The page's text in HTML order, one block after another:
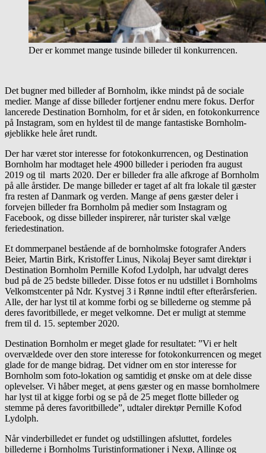
Der er kommet mange tusinde billeder til konkurrencen.
Det bugner med billeder af Bornholm, ikke mindst på de sociale
medier. Mange af disse billeder fortjener endnu mere fokus. Derfor
lancerede Destination Bornholm, for et år siden, en fotokonkurrence
på Instagram, som en hyldest til de mange fantastiske Bornholm-
øjeblikke hele året rundt.
Der har været stor interesse for fotokonkurrencen, og Destination
Bornholm har modtaget hele 4900 billeder i perioden fra august
2019 og til marts 2020. Der er billeder fra alle afkroge af Bornholm
på alle årstider. De mange billeder er taget af alt fra lokale til gæster
fra resten af Danmark og verden. Mange af øens gæster deler i
forvejen billeder fra Bornholm på medier som Instagram og
Facebook, og disse billeder inspirerer, når turister skal vælge
feriedestination.
Et dommerpanel bestående af de bornholmske fotografer Anders
Beier, Martin Birk, Kristoffer Linus, Nikolaj Beyer samt direktør i
Destination Bornholm Pernille Kofod Lydolph, har udvalgt deres
bud på de 25 bedste billeder. Disse fotos er nu udstillet i Bornholms
Velkomstcenter på Ndr. Kystvej 3 i Rønne indtil efter efterårsferien.
Alle, der har lyst til at komme forbi og se billederne og stemme på
deres favoritbillede, er meget velkomne. Det er muligt at stemme
frem til d. 15. september 2020.
Destination Bornholm er meget glade for resultatet: ”Vi er helt
overvældede over den store interesse for fotokonkurrencen og meget
glade for de mange bidrag. Det vidner om en stor interesse for
Bornholm som foto-lokation og samtidig et ønske om at dele disse
oplevelser. Vi håber meget, at øens gæster og en masse bornholmere
har lyst til at kigge forbi og se på de 25 meget flotte billeder og
stemme på deres favoritbillede”, udtaler direktør Pernille Kofod
Lydolph.
Når vinderbilledet er fundet og udstillingen afsluttet, fordeles
billederne i Bornholms Turistinformationer i Nexø, Allinge og